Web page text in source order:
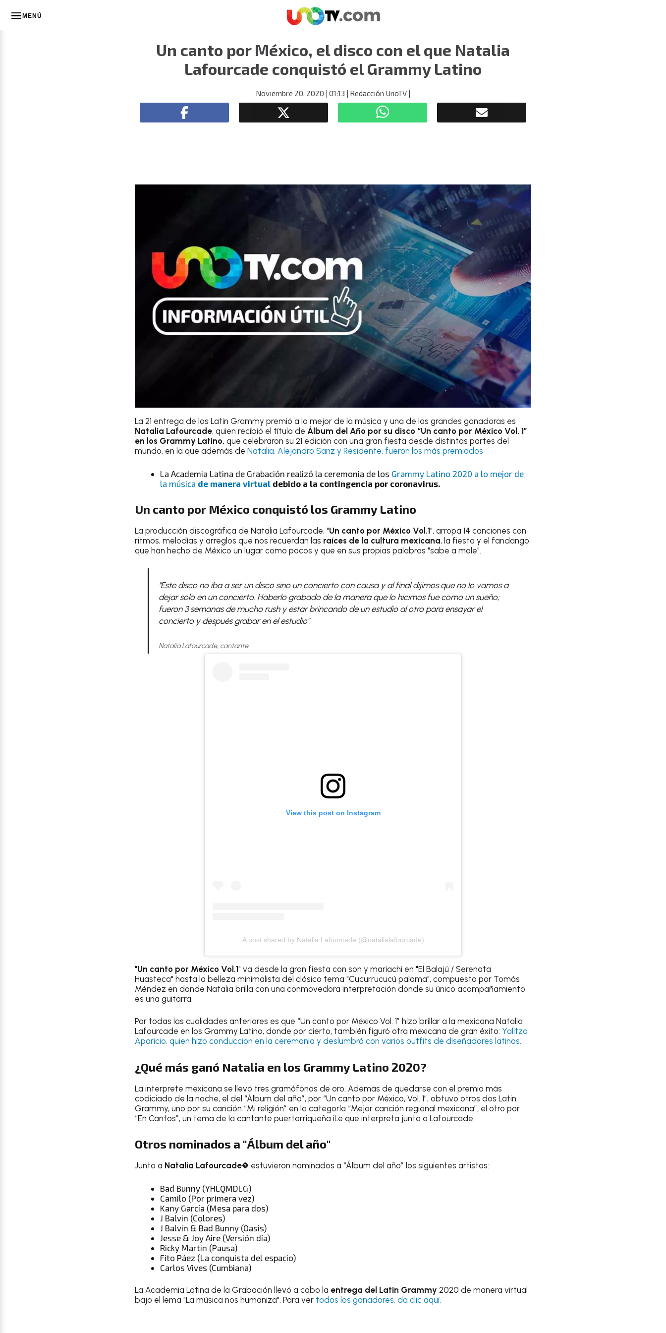
MENÚ
Un canto por México, el disco con el que Natalia
Lafourcade conquistó el Grammy Latino
Noviembre 20, 2020 | 01:13 | Redacción UnoTV |
La 21 entrega de los Latin Grammy premió a lo mejor de la música y una de las grandes ganadoras es
Natalia Lafourcade, quien recibió el título de Álbum del Año por su disco “Un canto por México Vol. 1”
en los Grammy Latino, que celebraron su 21 edición con una gran fiesta desde distintas partes del
mundo, en la que además de Natalia, Alejandro Sanz y Residente, fueron los más premiados
La Academia Latina de Grabación realizó la ceremonia de los Grammy Latino 2020 a lo mejor de
la música de manera virtual debido a la contingencia por coronavirus.
Un canto por México conquistó los Grammy Latino
La producción discográfica de Natalia Lafourcade, "Un canto por México Vol.1", arropa 14 canciones con
ritmos, melodías y arreglos que nos recuerdan las raíces de la cultura mexicana, la fiesta y el fandango
que han hecho de México un lugar como pocos y que en sus propias palabras "sabe a mole".
"Este disco no iba a ser un disco sino un concierto con causa y al final dijimos que no lo vamos a
dejar solo en un concierto. Haberlo grabado de la manera que lo hicimos fue como un sueño;
fueron 3 semanas de mucho rush y estar brincando de un estudio al otro para ensayar el
concierto y después grabar en el estudio".
Natalia Lafourcade, cantante.
View this post on Instagram
A post shared by Natalia Lafourcade (@natalialafourcade)
"Un canto por México Vol.1" va desde la gran fiesta con son y mariachi en "El Balajú / Serenata
Huasteca" hasta la belleza minimalista del clásico tema "Cucurrucucú paloma", compuesto por Tomás
Méndez en donde Natalia brilla con una conmovedora interpretación donde su único acompañamiento
es una guitarra.
Por todas las cualidades anteriores es que “Un canto por México Vol. 1” hizo brillar a la mexicana Natalia
Lafourcade en los Grammy Latino, donde por cierto, también figuró otra mexicana de gran éxito: Yalitza
Aparicio, quien hizo conducción en la ceremonia y deslumbró con varios outfits de diseñadores latinos.
¿Qué más ganó Natalia en los Grammy Latino 2020?
La interprete mexicana se llevó tres gramófonos de oro. Además de quedarse con el premio más
codiciado de la noche, el del “Álbum del año”, por “Un canto por México, Vol. 1”, obtuvo otros dos Latin
Grammy, uno por su canción “Mi religión” en la categoría “Mejor canción regional mexicana”, el otro por
“En Cantos”, un tema de la cantante puertorriqueña iLe que interpreta junto a Lafourcade.
Otros nominados a "Álbum del año"
Junto a Natalia Lafourcade� estuvieron nominados a “Álbum del año” los siguientes artistas:
Bad Bunny (YHLQMDLG)
Camilo (Por primera vez)
Kany García (Mesa para dos)
J Balvin (Colores)
J Balvin & Bad Bunny (Oasis)
Jesse & Joy Aire (Versión día)
Ricky Martin (Pausa)
Fito Páez (La conquista del espacio)
Carlos Vives (Cumbiana)
La Academia Latina de la Grabación llevó a cabo la entrega del Latin Grammy 2020 de manera virtual
bajo el lema "La música nos humaniza". Para ver todos los ganadores, da clic aquí.